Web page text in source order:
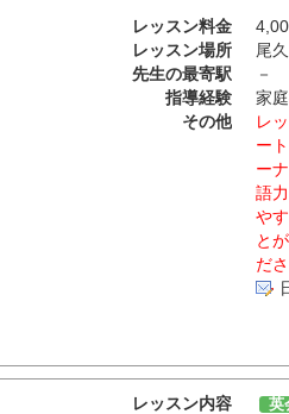
レッスン料金
レッスン場所
尾
先生の最寄駅
－
指導経験
家
その他
レ
ー
ー
語
や
と
ださ
レッスン内容 英